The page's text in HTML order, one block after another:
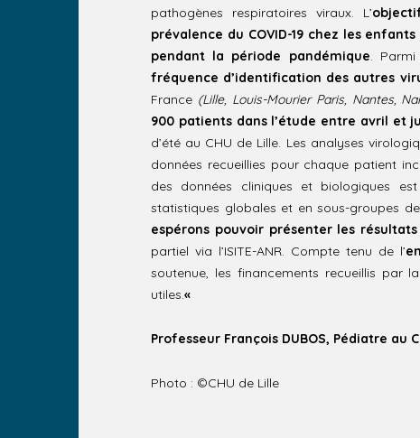
pathogènes respiratoires viraux.
L’
prévalence du COVID-19 chez les
pendant la période pandémique.
fréquence d’identification des autres
France (Lille, Louis-Mourier Paris, Nantes,
900 patients dans l’étude entre avril et
d’été au CHU de Lille. Les analyses
données recueillies pour chaque patient
des données cliniques et biologiques
statistiques globales et en sous-groupes
espérons pouvoir présenter les
partiel via l’ISITE-ANR. Compte tenu de l’
soutenue, les financements recueillis par la
utiles.«
Professeur François DUBOS, Pédiatre au
Photo : ©CHU de Lille